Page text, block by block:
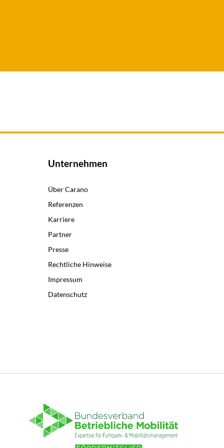
Unternehmen
Über Carano
Referenzen
Karriere
Partner
Presse
Rechtliche Hinweise
Impressum
Datenschutz